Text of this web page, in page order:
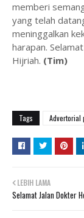
memberi
yang telah
meninggalkan
harapan.
Hijriah. (Tim)
Tags Advertorial
LEBIH LAMA
Selamat Jalan Dokter